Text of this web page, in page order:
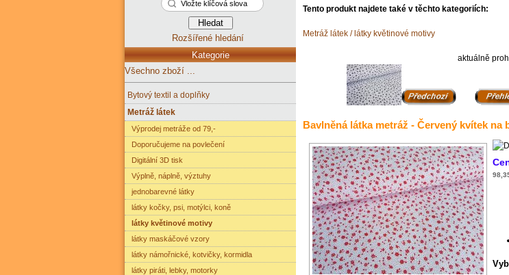
Tento produkt najdete také v těchto kategoriích:
Metráž látek / látky květinové motivy
aktuálně
Bavlněná látka metráž - Červený kvítek na
Rozšířené hledání
Kategorie
Všechno zboží ...
Bytový textil a doplňky
Metráž látek
Výprodej metráže od 79,-
Doporučujeme na povlečení
Digitální 3D tisk
Výplně, náplně, výztuhy
jednobarevné látky
látky kočky, psi, motýlci, koně
látky květinové motivy
látky maskáčové vzory
látky námořnické, kotvičky, kormidla
látky piráti, lebky, motorky